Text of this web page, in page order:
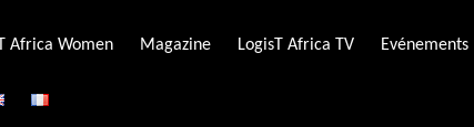
Africa Women Magazine LogisT Africa TV Evénements